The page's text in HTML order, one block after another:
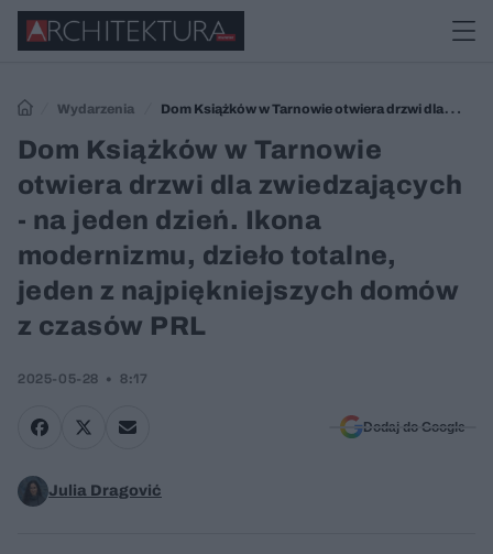
Wydarzenia
Dom Książków w Tarnowie otwiera drzwi dla
zwiedzających - na jeden dzień. Ikona modernizmu, dzieło totalne,
jeden z najpiękniejszych domów z czasów PRL
Dom Książków w Tarnowie
otwiera drzwi dla zwiedzających
- na jeden dzień. Ikona
modernizmu, dzieło totalne,
jeden z najpiękniejszych domów
z czasów PRL
2025-05-28 8:17
Dodaj do Google
Julia Dragović